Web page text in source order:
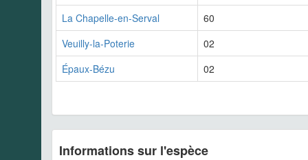
La Chapelle-en-Serval
60
Veuilly-la-Poterie
02
Épaux-Bézu
02
Informations sur l'espèce